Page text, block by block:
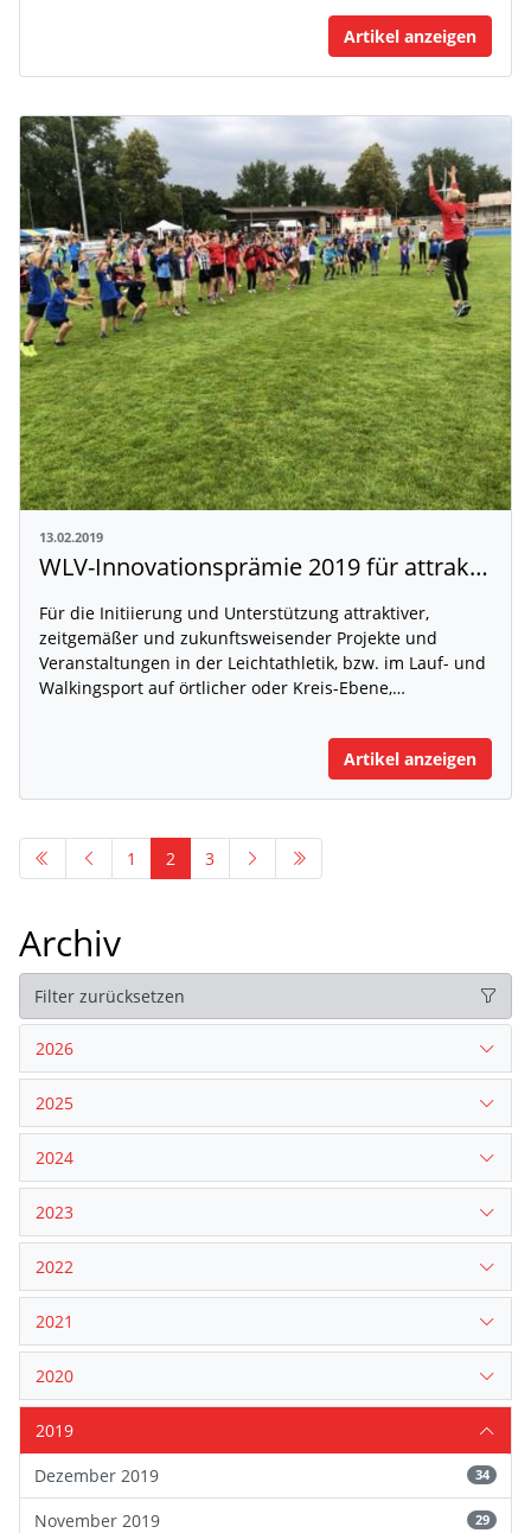
Artikel anzeigen
13.02.2019
WLV-Innovationsprämie 2019 für attraktive und neuartige Projekte!
Für die Initiierung und Unterstützung attraktiver,
zeitgemäßer und zukunftsweisender Projekte und
Veranstaltungen in der Leichtathletik, bzw. im Lauf- und
Walkingsport auf örtlicher oder Kreis-Ebene,…
Artikel anzeigen
1 2 3
Archiv
Filter zurücksetzen
2026
2025
2024
2023
2022
2021
2020
2019
Dezember 2019
34
November 2019 29